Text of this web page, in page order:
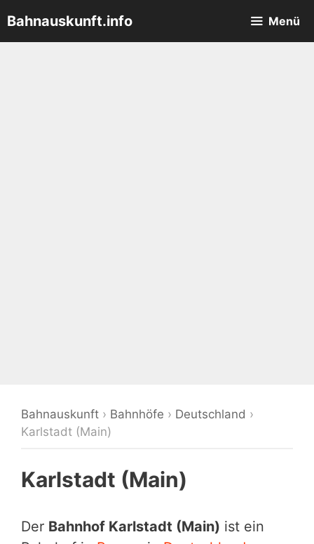
Inhalt
springen
Bahnauskunft.info Menü
Bahnauskunft › Bahnhöfe › Deutschland ›
Karlstadt (Main)
Karlstadt (Main)
Der Bahnhof Karlstadt (Main) ist ein